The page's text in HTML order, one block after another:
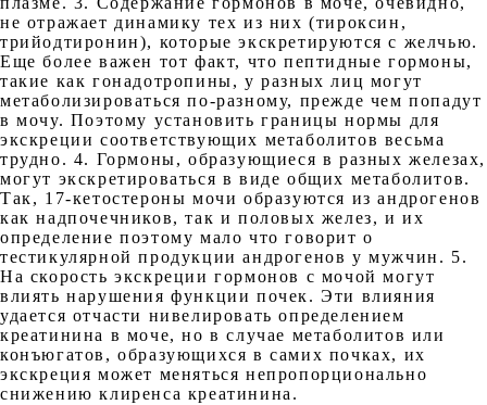
не отражает динамику тех из них (тироксин,
трийодтиронин), которые экскретируются с желчью.
Еще более важен тот факт, что пептидные гормоны,
такие как гонадотропины, у разных лиц могут
метаболизироваться по-разному, прежде чем попадут
в мочу. Поэтому установить границы нормы для
экскреции соответствующих метаболитов весьма
трудно. 4. Гормоны, образующиеся в разных железах,
могут экскретироваться в виде общих метаболитов.
Так, 17-кетостероны мочи образуются из андрогенов
как надпочечников, так и половых желез, и их
определение поэтому мало что говорит о
тестикулярной продукции андрогенов у мужчин. 5.
На скорость экскреции гормонов с мочой могут
влиять нарушения функции почек. Эти влияния
удается отчасти нивелировать определением
креатинина в моче, но в случае метаболитов или
конъюгатов, образующихся в самих почках, их
экскреция может меняться непропорционально
снижению клиренса креатинина.